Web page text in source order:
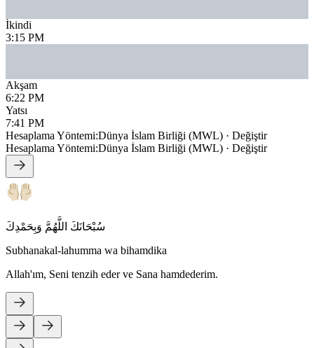
İkindi
3:15 PM
Akşam
6:22 PM
Yatsı
7:41 PM
Hesaplama Yöntemi:Dünya İslam Birliği (MWL) · Değiştir
Hesaplama Yöntemi:Dünya İslam Birliği (MWL) · Değiştir
سُبْحَانَكَ اللَّهُمَّ وَبِحَمْدِكَ
Subhanakal-lahumma wa bihamdika
Allah'ım, Seni tenzih eder ve Sana hamdederim.